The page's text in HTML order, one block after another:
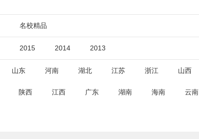
名校精品
2015 2014 2013
山东 河南 湖北 江苏 浙江 山西
陕西 江西 广东 湖南 海南 云南